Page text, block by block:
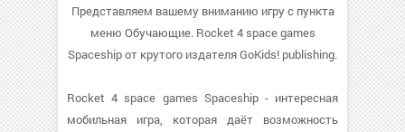
Представляем вашему вниманию игру с пункта
меню Обучающие. Rocket 4 space games
Spaceship от крутого издателя GoKids! publishing.
Rocket 4 space games Spaceship - интересная
мобильная игра, которая даёт возможность